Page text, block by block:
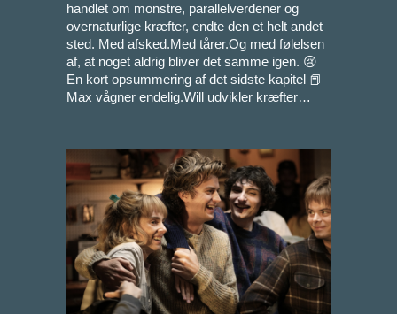
handlet om monstre, parallelverdener og
overnaturlige kræfter, endte den et helt andet
sted. Med afsked.Med tårer.Og med følelsen
af, at noget aldrig bliver det samme igen. 😢
En kort opsummering af det sidste kapitel 📕
Max vågner endelig.Will udvikler kræfter…